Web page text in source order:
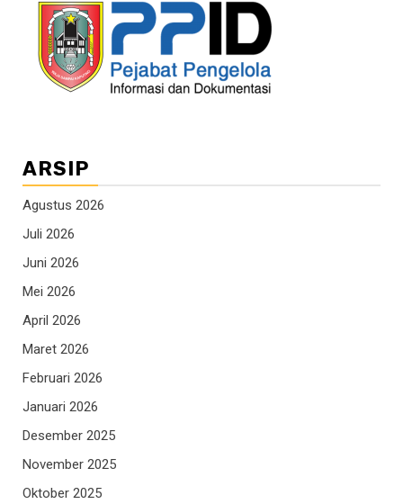
ARSIP
Agustus 2026
Juli 2026
Juni 2026
Mei 2026
April 2026
Maret 2026
Februari 2026
Januari 2026
Desember 2025
November 2025
Oktober 2025